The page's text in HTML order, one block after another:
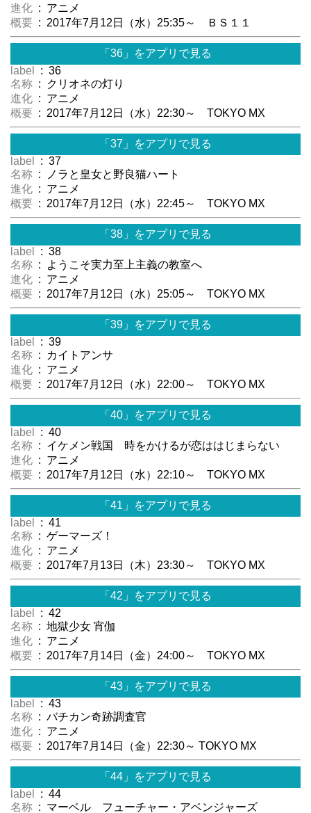
進化 : アニメ
概要 : 2017年7月12日（水）25:35～ ＢＳ１１
「36」をアプリで見る
label
: 36
名称 : クリオネの灯り
進化 : アニメ
概要 : 2017年7月12日（水）22:30～ TOKYO MX
「37」をアプリで見る
label
: 37
名称 : ノラと皇女と野良猫ハート
進化 : アニメ
概要 : 2017年7月12日（水）22:45～ TOKYO MX
「38」をアプリで見る
label
: 38
名称 : ようこそ実力至上主義の教室へ
進化 : アニメ
概要 : 2017年7月12日（水）25:05～ TOKYO MX
「39」をアプリで見る
label
: 39
名称 : カイトアンサ
進化 : アニメ
概要 : 2017年7月12日（水）22:00～ TOKYO MX
「40」をアプリで見る
label
: 40
名称 : イケメン戦国 時をかけるが恋ははじまらない
進化 : アニメ
概要 : 2017年7月12日（水）22:10～ TOKYO MX
「41」をアプリで見る
label
: 41
名称 : ゲーマーズ！
進化 : アニメ
概要 : 2017年7月13日（木）23:30～ TOKYO MX
「42」をアプリで見る
label
: 42
名称 : 地獄少女 宵伽
進化 : アニメ
概要 : 2017年7月14日（金）24:00～ TOKYO MX
「43」をアプリで見る
label
: 43
名称 : バチカン奇跡調査官
進化 : アニメ
概要 : 2017年7月14日（金）22:30～ TOKYO MX
「44」をアプリで見る
label
: 44
名称 : マーベル フューチャー・アベンジャーズ